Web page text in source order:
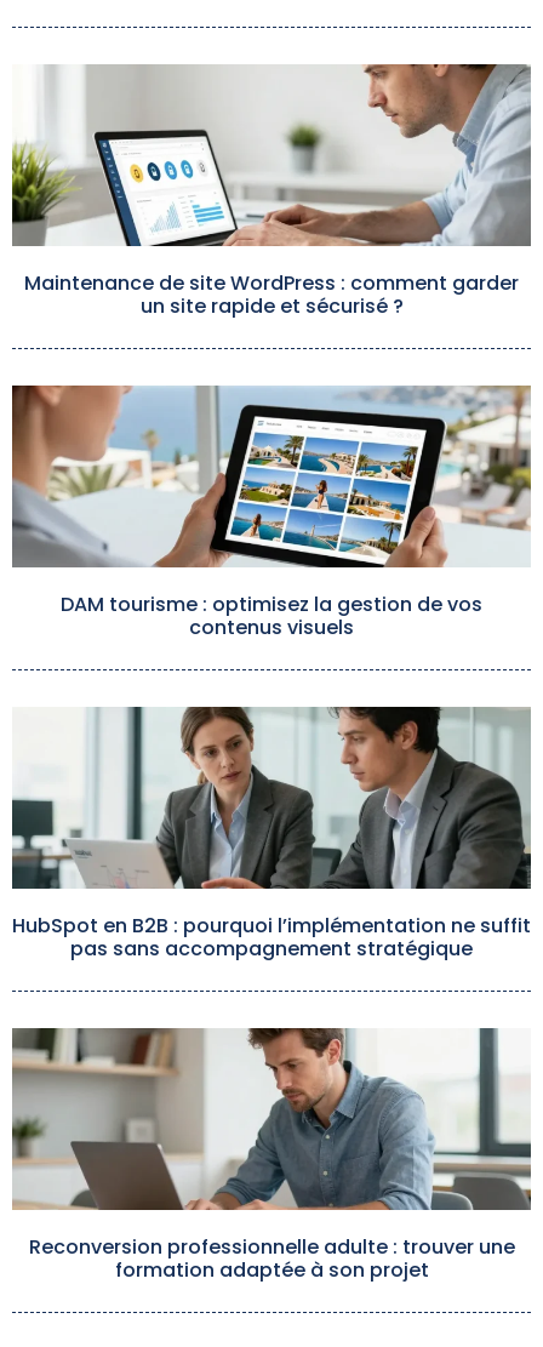
Maintenance de site WordPress : comment garder
un site rapide et sécurisé ?
DAM tourisme : optimisez la gestion de vos
contenus visuels
HubSpot en B2B : pourquoi l’implémentation ne suffit
pas sans accompagnement stratégique
Reconversion professionnelle adulte : trouver une
formation adaptée à son projet